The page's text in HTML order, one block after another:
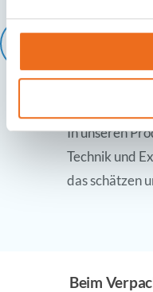
Als
Visionen
In unseren
Technik und
das schätzen
Beim